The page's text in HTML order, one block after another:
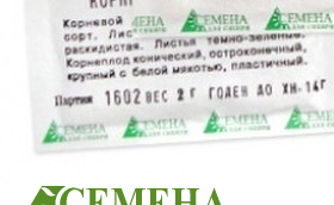
Садовый инструмент, инвентарь
Консервирование
Средства защиты, удобрения,
Обустройство сада, декор